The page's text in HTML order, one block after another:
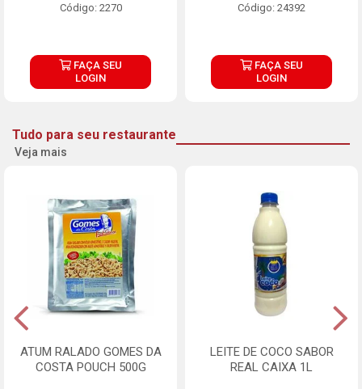
Código: 2270
FAÇA SEU
LOGIN
Código: 24392
FAÇA SEU
LOGIN
Tudo para seu restaurante
Veja mais
ATUM RALADO GOMES DA
COSTA POUCH 500G
LEITE DE COCO SABOR
REAL CAIXA 1L